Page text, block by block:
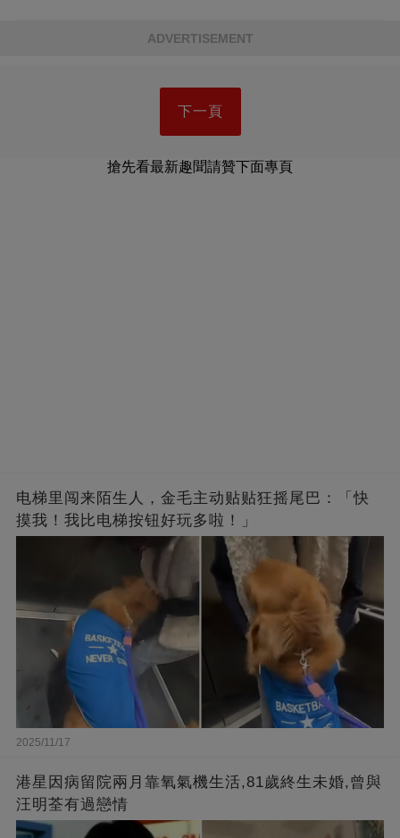
ADVERTISEMENT
下一頁
搶先看最新趣聞請贊下面專頁
电梯里闯来陌生人，金毛主动贴贴狂摇尾巴：「快
摸我！我比电梯按钮好玩多啦！」
2025/11/17
港星因病留院兩月靠氧氣機生活,81歲終生未婚,曾與
汪明荃有過戀情